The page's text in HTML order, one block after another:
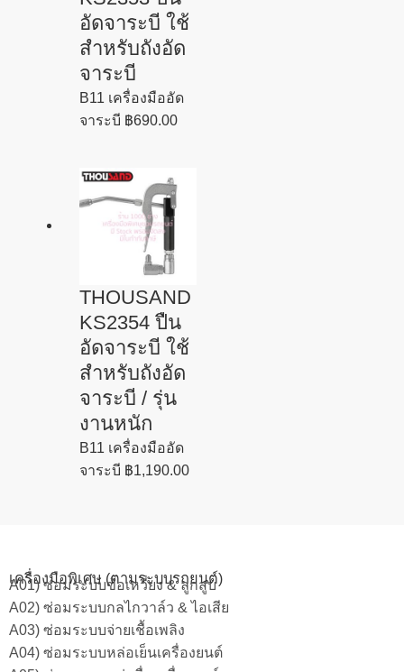
อัดจาระบี ใช้
สำหรับถังอัด
จาระบี
B11 เครื่องมืออัด
จาระบี ฿690.00
THOUSAND
KS2354 ปืน
อัดจาระบี ใช้
สำหรับถังอัด
จาระบี / รุ่น
งานหนัก
B11 เครื่องมืออัด
จาระบี ฿1,190.00
เครื่องมือพิเศษ (ตามระบบรถยนต์)
A01) ซ่อมระบบข้อเหวี่ยง & ลูกสูบ
A02) ซ่อมระบบกลไกวาล์ว & ไอเสีย
A03) ซ่อมระบบจ่ายเชื้อเพลิง
A04) ซ่อมระบบหล่อเย็นเครื่องยนต์